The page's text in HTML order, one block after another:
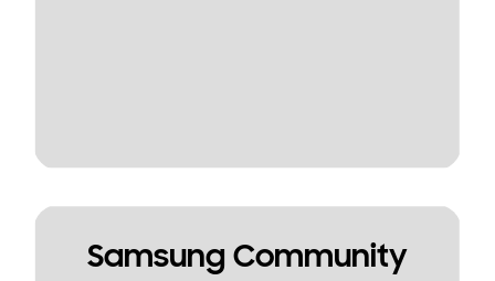
Samsung Community